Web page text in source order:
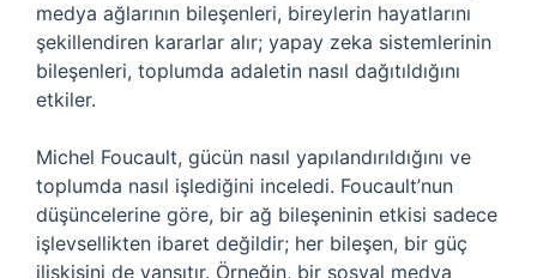
medya ağlarının bileşenleri, bireylerin hayatlarını
şekillendiren kararlar alır; yapay zeka sistemlerinin
bileşenleri, toplumda adaletin nasıl dağıtıldığını
etkiler.
Michel Foucault, gücün nasıl yapılandırıldığını ve
toplumda nasıl işlediğini inceledi. Foucault’nun
düşüncelerine göre, bir ağ bileşeninin etkisi sadece
işlevsellikten ibaret değildir; her bileşen, bir güç
ilişkisini de yansıtır. Örneğin, bir sosyal medya